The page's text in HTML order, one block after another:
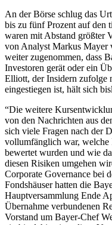
An der Börse schlug das
bis zu fünf Prozent auf den
waren mit Abstand größter
von Analyst Markus Mayer
weiter zugenommen, dass
Investoren gerät oder ein
Elliott, der Insidern zufolge
eingestiegen ist, hält sich
“Die weitere
von den Nachrichten aus
sich viele Fragen nach der
vollumfänglich war, welche
bewertet wurden und wie
diesen Risiken umgehen
Corporate Governance bei
Fondshäuser hatten die
Hauptversammlung Ende
Übernahme verbundenen
Vorstand um Bayer-Chef